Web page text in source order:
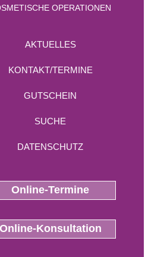
OPERATIONEN
AKTUELLES
KONTAKT/TERMINE
GUTSCHEIN
SUCHE
DATENSCHUTZ
Online-Termine
Online-Konsultation